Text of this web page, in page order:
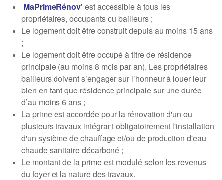
MaPrimeRénov' est accessible à tous les
propriétaires, occupants ou bailleurs ;
Le logement doit être construit depuis au moins 15 ans
;
Le logement doit être occupé à titre de résidence
principale (au moins 8 mois par an). Les propriétaires
bailleurs doivent s’engager sur l’honneur à louer leur
bien en tant que résidence principale sur une durée
d’au moins 6 ans ;
La prime est accordée pour la rénovation d'un ou
plusieurs travaux intégrant obligatoirement l'installation
d'un système de chauffage et/ou de production d'eau
chaude sanitaire décarboné ;
Le montant de la prime est modulé selon les revenus
du foyer et la nature des travaux.